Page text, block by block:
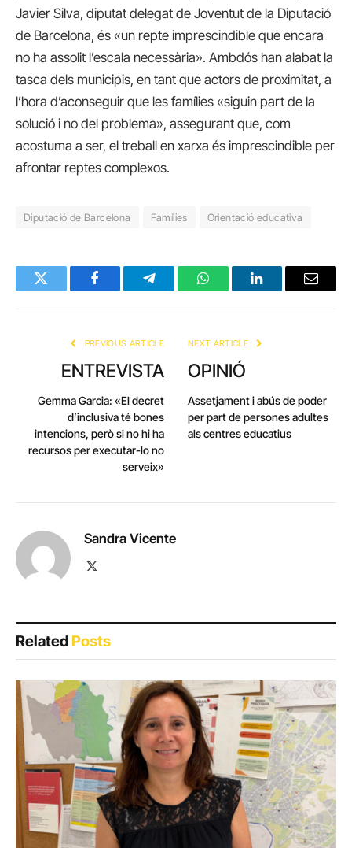
Javier Silva, diputat delegat de Joventut de la Diputació
de Barcelona, és «un repte imprescindible que encara
no ha assolit l’escala necessària». Ambdós han alabat la
tasca dels municipis, en tant que actors de proximitat, a
l’hora d’aconseguir que les famílies «siguin part de la
solució i no del problema», assegurant que, com
acostuma a ser, el treball en xarxa és imprescindible per
afrontar reptes complexos.
Diputació de Barcelona Famílies Orientació educativa
Twitter FacebookTelegramWhatsAppLinkedInEmail
PREVIOUS ARTICLE
ENTREVISTA
Gemma Garcia: «El decret
d’inclusiva té bones
intencions, però si no hi ha
recursos per executar-lo no
serveix»
NEXT ARTICLE
OPINIÓ
Assetjament i abús de poder
per part de persones adultes
als centres educatius
Sandra Vicente
RelatedPosts